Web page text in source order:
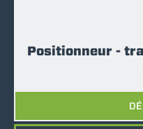
Positionneur -